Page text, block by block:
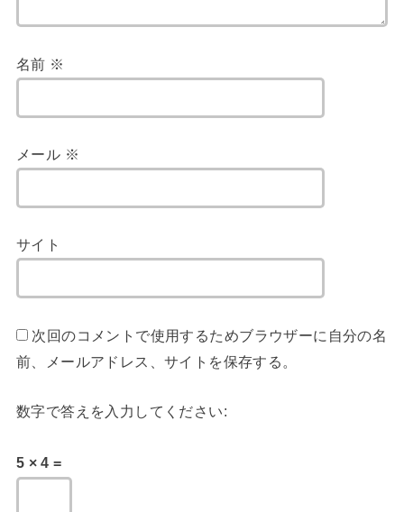
名前 ※
メール ※
サイト
次回のコメントで使用するためブラウザーに自分の名
前、メールアドレス、サイトを保存する。
数字で答えを入力してください:
5 × 4 =